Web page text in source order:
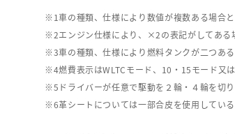
車の種類、仕様により数値が複数ある場合
エンジン仕様により、×2の表記がしてある
車の種類、仕様により燃料タンクが二つあ
燃費表示はWLTCモード、10・15モード又
ドライバーが任意で駆動を２輪・４輪を切
革シートについては一部合皮を使用している